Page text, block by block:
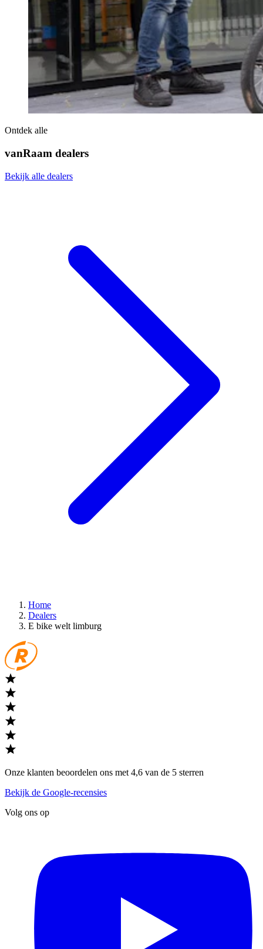
Ontdek alle
vanRaam dealers
Bekijk alle dealers
Home
Dealers
E bike welt limburg
Onze klanten beoordelen ons met 4,6 van de 5 sterren
Bekijk de Google-recensies
Volg ons op